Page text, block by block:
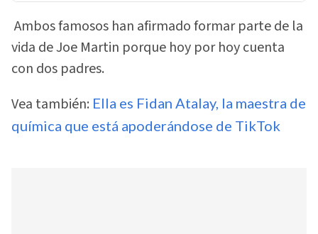
Ambos famosos han afirmado formar parte de la
vida de Joe Martin porque hoy por hoy cuenta
con dos padres.
Vea también: Ella es Fidan Atalay, la maestra de
química que está apoderándose de TikTok